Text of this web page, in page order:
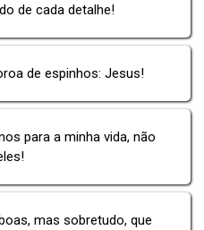
de cada detalhe!
de espinhos: Jesus!
para a minha vida, não
mas sobretudo, que